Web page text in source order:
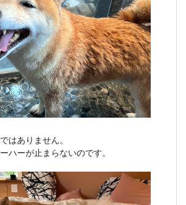
はありません。
ハーが止まらないのです。